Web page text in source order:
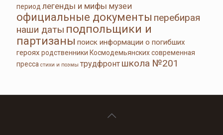
период легенды и мифы музеи
официальные документы перебирая
наши даты подпольщики и
партизаны поиск информации о погибших
героях родственники Космодемьянскихсовременная
пресса стихи и поэмы трудфронт школа №201